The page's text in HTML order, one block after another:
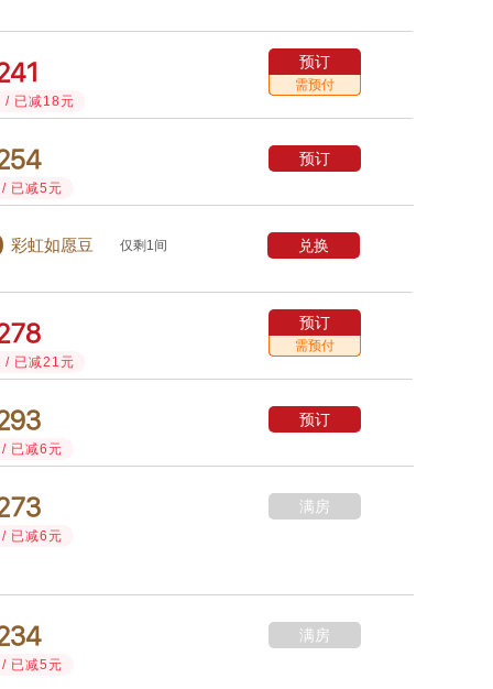

/ 已减18元
预订
需预付

已减5元
预订
彩虹如愿豆 仅剩1间 兑换

/ 已减21元
预订
需预付

已减6元
预订

已减6元
满房

已减5元
满房